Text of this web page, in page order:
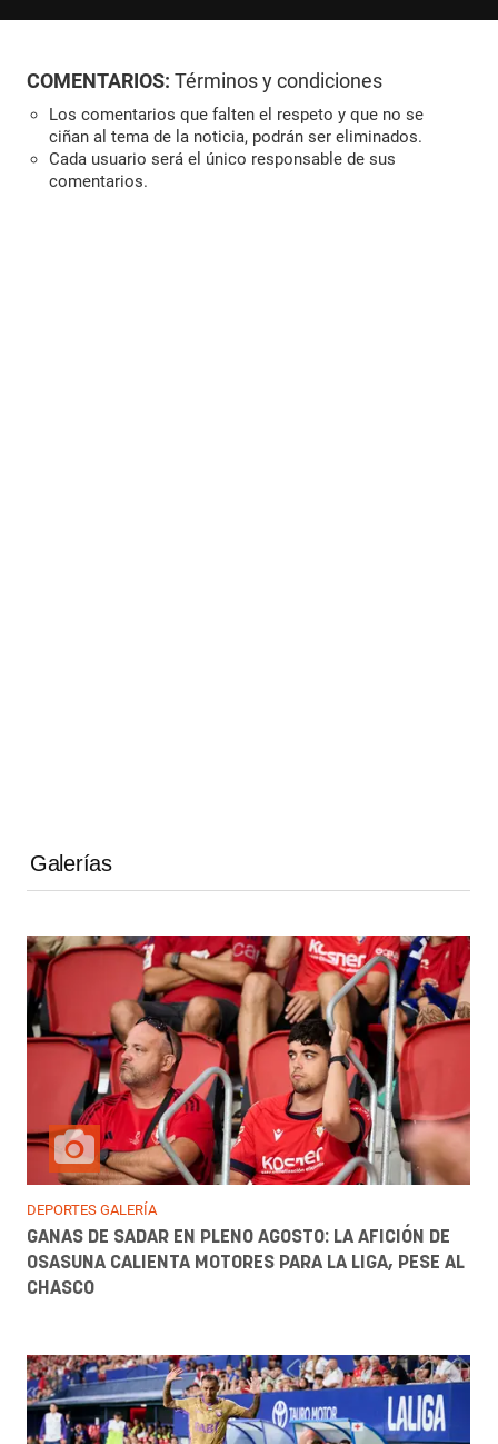
COMENTARIOS: Términos y condiciones
Los comentarios que falten el respeto y que no se
ciñan al tema de la noticia, podrán ser eliminados.
Cada usuario será el único responsable de sus
comentarios.
Galerías
DEPORTES GALERÍA
GANAS DE SADAR EN PLENO AGOSTO: LA AFICIÓN DE
OSASUNA CALIENTA MOTORES PARA LA LIGA, PESE AL
CHASCO